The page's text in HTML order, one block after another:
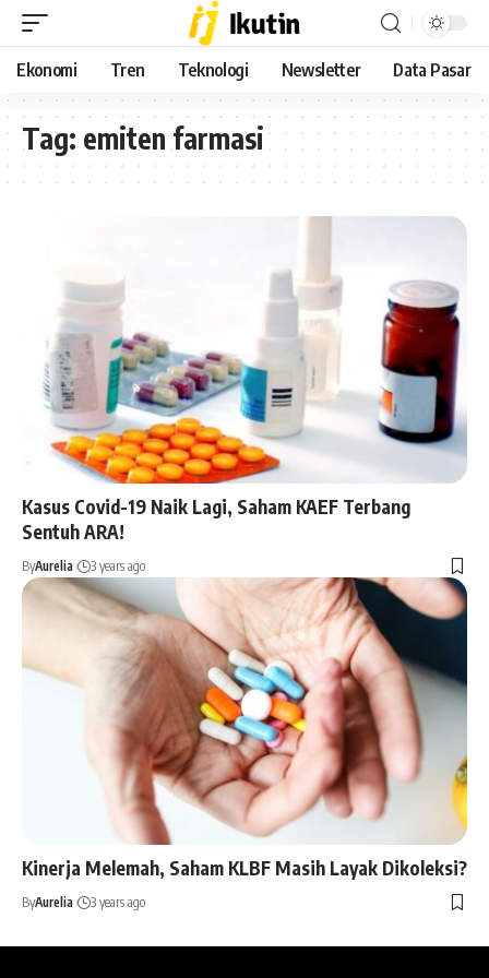
Ekonomi Tren Teknologi Newsletter Data Pasar
Tag: emiten farmasi
Kasus Covid-19 Naik Lagi, Saham KAEF Terbang
Sentuh ARA!
ByAurelia 3 years ago
Kinerja Melemah, Saham KLBF Masih Layak Dikoleksi?
ByAurelia 3 years ago